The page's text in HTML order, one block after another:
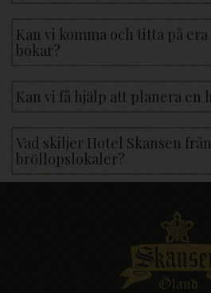
Kan vi komma och titta på
bokar?
Kan vi få hjälp att planera
Vad skiljer Hotel Skansen
bröllopslokaler?